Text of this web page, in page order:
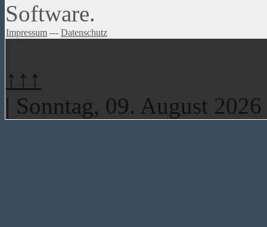
Software.
Impressum --- Datenschutz
↑↑↑
| Sonntag, 09. August